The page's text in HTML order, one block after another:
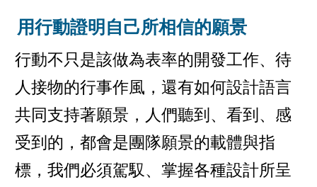
用行動證明自己所相信的願景
行動不只是該做為表率的開發工作、待
人接物的行事作風，還有如何設計語言
共同支持著願景，人們聽到、看到、感
受到的，都會是團隊願景的載體與指
標，我們必須駕馭、掌握各種設計所呈